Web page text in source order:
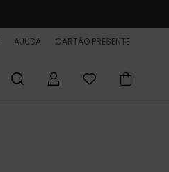
AJUDA CARTÃO PRESENTE